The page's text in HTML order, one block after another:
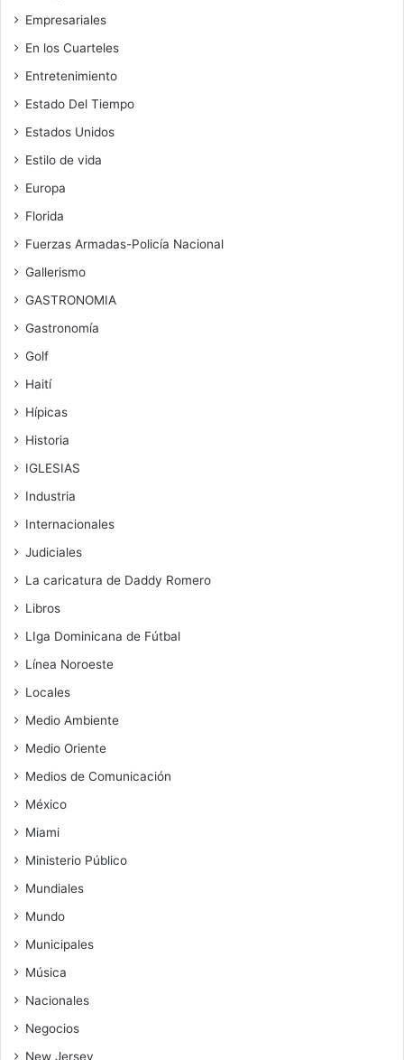
Empresariales
En los Cuarteles
Entretenimiento
Estado Del Tiempo
Estados Unidos
Estilo de vida
Europa
Florida
Fuerzas Armadas-Policía Nacional
Gallerismo
GASTRONOMIA
Gastronomía
Golf
Haití
Hípicas
Historia
IGLESIAS
Industria
Internacionales
Judiciales
La caricatura de Daddy Romero
Libros
LIga Dominicana de Fútbal
Línea Noroeste
Locales
Medio Ambiente
Medio Oriente
Medios de Comunicación
México
Miami
Ministerio Público
Mundiales
Mundo
Municipales
Música
Nacionales
Negocios
New Jersey